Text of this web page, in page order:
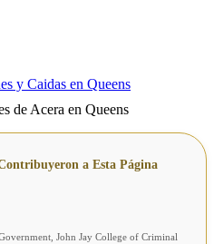
y Caidas en Queens
de Acera en Queens
a Esta Página
John Jay College of Criminal